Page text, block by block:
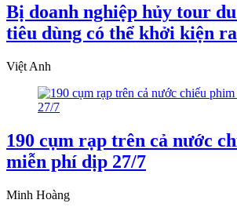
Bị doanh nghiệp hủy tour
tiêu dùng có thể khởi kiện
Việt Anh
190 cụm rạp trên cả nước
miễn phí dịp 27/7
Minh Hoàng